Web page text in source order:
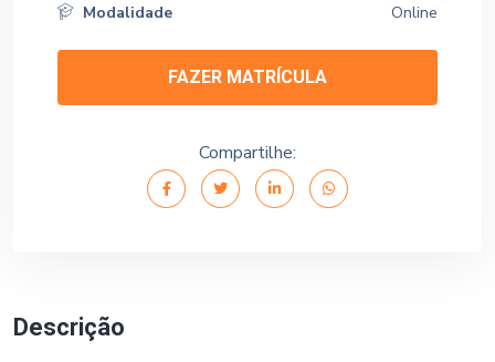
Descrição
Modalidade
Online
FAZER MATRÍCULA
Compartilhe: